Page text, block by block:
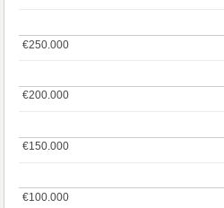
€100.000
€100.000
€150.000
€150.000
€200.000
€200.000
€250.000
€250.000